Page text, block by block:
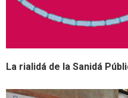
La rialidá de la Sanidá